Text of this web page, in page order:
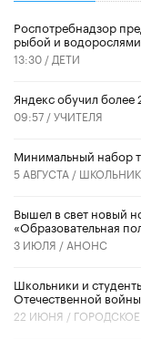
Роспотребнадзор
рыбой и водорослями
13:30 / ДЕТИ
​Яндекс обучил более
09:57 /УЧИТЕЛЯ
Минимальный набор
5 АВГУСТА /
Вышел в свет новый
«Образовательная
3 ИЮЛЯ / АНОНС
Школьники и
Отечественной войны
22 ИЮНЯ /